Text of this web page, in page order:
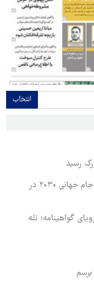
انتخاب
رسید
اینفانتینو استعفا را رد کرد / پیشنهاد برگزاری فینال جام جهانی ۲۰۳۰ در
گواهینامه؛ تله